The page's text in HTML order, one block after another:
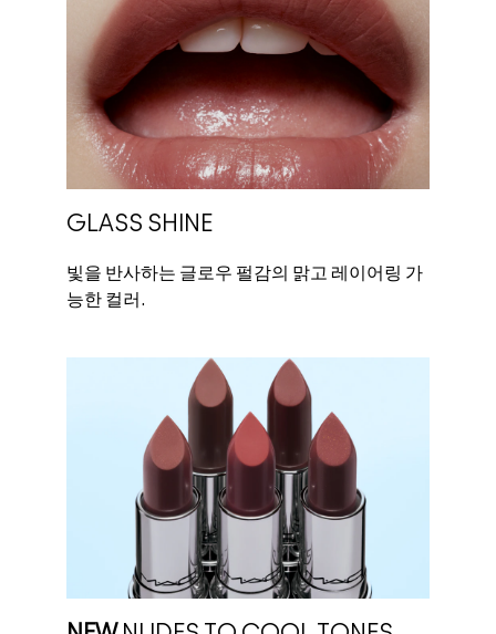
GLASS SHINE
빛을 반사하는 글로우 펄감의 맑고 레이어링 가
능한 컬러.